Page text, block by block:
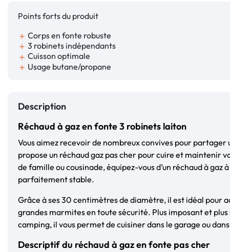
Points forts du produit
add Corps en fonte robuste
add 3 robinets indépendants
add Cuisson optimale
add Usage butane/propane
Description
Réchaud à gaz en fonte 3 robinets laiton
Vous aimez recevoir de nombreux convives pour partager
propose un réchaud gaz pas cher pour cuire et maintenir
de famille ou cousinade, équipez-vous d’un réchaud à gaz
parfaitement stable.
Grâce à ses 30 centimètres de diamètre, il est idéal pour
grandes marmites en toute sécurité. Plus imposant et plus
camping, il vous permet de cuisiner dans le garage ou
Descriptif du réchaud à gaz en fonte pas cher